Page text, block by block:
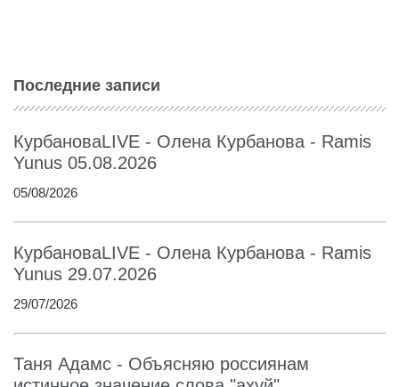
Последние записи
КурбановаLIVE - Олена Курбанова - Ramis
Yunus 05.08.2026
05/08/2026
КурбановаLIVE - Олена Курбанова - Ramis
Yunus 29.07.2026
29/07/2026
Таня Адамс - Объясняю россиянам